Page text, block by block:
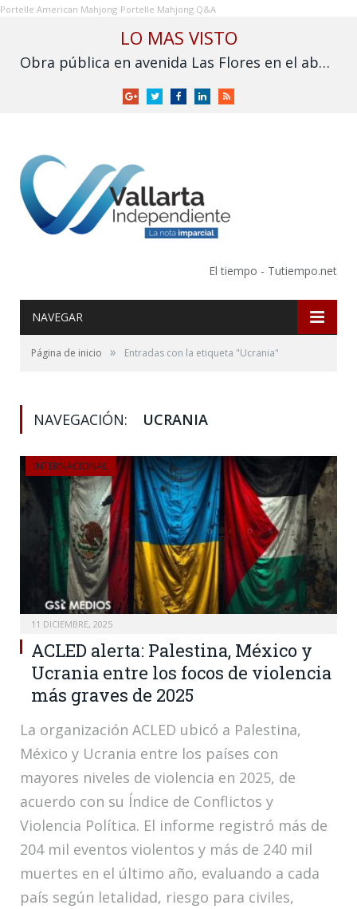
Portelle American Mahjong Portelle Mahjong Q&A
LO MAS VISTO
Obra pública en avenida Las Flores en el abandono
GoogleTwitterFacebookLinkedInRSS
El tiempo - Tutiempo.net
NAVEGAR
Página de inicio » Entradas con la etiqueta "Ucrania"
NAVEGACIÓN: UCRANIA
INTERNACIONAL
11 DICIEMBRE, 2025
ACLED alerta: Palestina, México y
Ucrania entre los focos de violencia
más graves de 2025
La organización ACLED ubicó a Palestina,
México y Ucrania entre los países con
mayores niveles de violencia en 2025, de
acuerdo con su Índice de Conflictos y
Violencia Política. El informe registró más de
204 mil eventos violentos y más de 240 mil
muertes en el último año, evaluando a cada
país según letalidad, riesgo para civiles,